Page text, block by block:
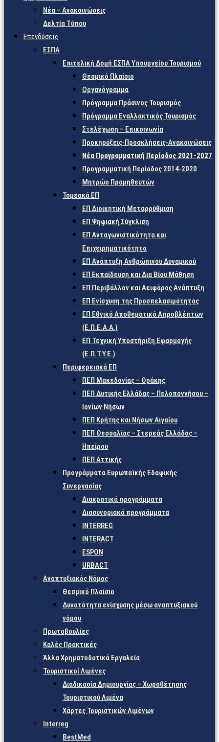
Νέα – Ανακοινώσεις
Δελτία Τύπου
Επενδύσεις
ΕΣΠΑ
Επιτελική Δομή ΕΣΠΑ Υπουργείου Τουρισμού
Θεσμικό Πλαίσιο
Οργανόγραμμα
Πρόγραμμα Πράσινος Τουρισμός
Πρόγραμμα Εναλλακτικός Τουρισμός
Στελέχωση – Επικοινωνία
Προκηρύξεις-Προσκλήσεις-Ανακοινώσεις
Νέα Προγραμματική Περίοδος 2021-2027
Προγραμματική Περίοδος 2014-2020
Μητρώο Προμηθευτών
Τομεακά ΕΠ
ΕΠ Διοικητική Μεταρρύθμιση
ΕΠ Ψηφιακή Σύγκλιση
ΕΠ Ανταγωνιστικότητα και
Επιχειρηματικότητα
ΕΠ Ανάπτυξη Ανθρώπινου Δυναμικού
ΕΠ Εκπαίδευση και Δια Βίου Μάθηση
ΕΠ Περιβάλλον και Αειφόρος Ανάπτυξη
ΕΠ Ενίσχυση της Προσπελασιμότητας
ΕΠ Εθνικό Αποθεματικό Απροβλέπτων
(Ε.Π.Ε.Α.Α.)
ΕΠ Τεχνική Υποστήριξη Εφαρμογής
(Ε.Π.Τ.Υ.Ε.)
Περιφερειακά ΕΠ
ΠΕΠ Μακεδονίας – Θράκης
ΠΕΠ Δυτικής Ελλάδας – Πελοποννήσου –
Ιονίων Νήσων
ΠΕΠ Κρήτης και Νήσων Αιγαίου
ΠΕΠ Θεσσαλίας – Στερεάς Ελλάδας –
Ηπείρου
ΠΕΠ Αττικής
Προγράμματα Ευρωπαϊκής Εδαφικής
Συνεργασίας
Διακρατικά προγράμματα
Διασυνοριακά προγράμματα
INTERREG
INTERACT
ESPON
URBACT
Αναπτυξιακός Νόμος
Θεσμικό Πλαίσιο
Δυνατότητα ενίσχυσης μέσω αναπτυξιακού
νόμου
Πρωτοβουλίες
Καλές Πρακτικές
Άλλα Χρηματοδοτικά Εργαλεία
Τουριστικοί Λιμένες
Διαδικασία Δημιουργίας – Χωροθέτησης
Τουριστικού Λιμένα
Χάρτες Τουριστικών Λιμένων
Interreg
BestMed